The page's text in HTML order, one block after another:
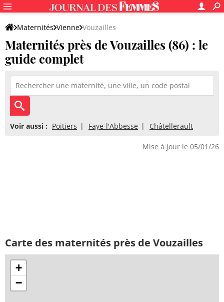
Maternités Vienne Vouzailles
Maternités près de Vouzailles (86) : le
guide complet
Voir aussi : Poitiers Faye-l'Abbesse Châtellerault
Mise à jour le 05/01/26
Carte des maternités près de Vouzailles
+
−